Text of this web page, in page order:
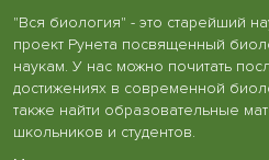
"Вся биология" - это старейший
проект Рунета посвященный
наукам. У нас можно почитать
достижениях в современной
также найти образовательные
школьников и студентов.